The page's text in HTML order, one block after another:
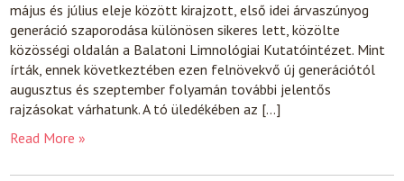
május és július eleje között kirajzott, első idei árvaszúnyog
generáció szaporodása különösen sikeres lett, közölte
közösségi oldalán a Balatoni Limnológiai Kutatóintézet. Mint
írták, ennek következtében ezen felnövekvő új generációtól
augusztus és szeptember folyamán további jelentős
rajzásokat várhatunk. A tó üledékében az […]
Read More »